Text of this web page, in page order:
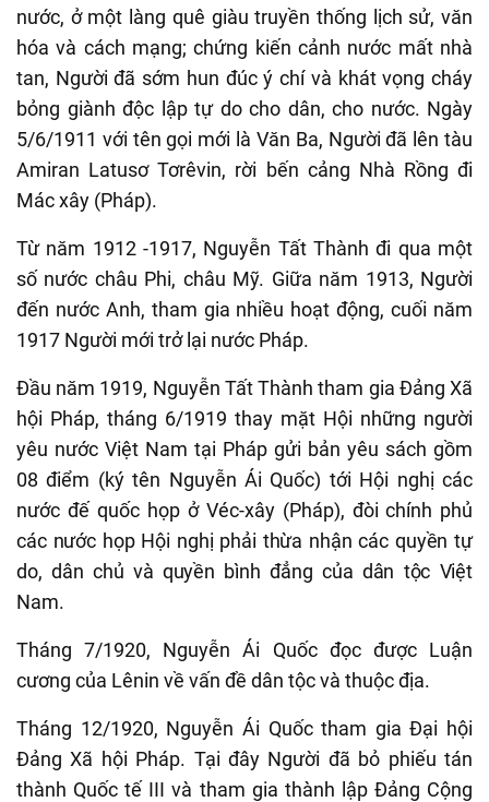
nước, ở một làng quê giàu truyền thống lịch sử, văn
hóa và cách mạng; chứng kiến cảnh nước mất nhà
tan, Người đã sớm hun đúc ý chí và khát vọng cháy
bỏng giành độc lập tự do cho dân, cho nước. Ngày
5/6/1911 với tên gọi mới là Văn Ba, Người đã lên tàu
Amiran Latusơ Tơrêvin, rời bến cảng Nhà Rồng đi
Mác xây (Pháp).
Từ năm 1912 -1917, Nguyễn Tất Thành đi qua một
số nước châu Phi, châu Mỹ. Giữa năm 1913, Người
đến nước Anh, tham gia nhiều hoạt động, cuối năm
1917 Người mới trở lại nước Pháp.
Đầu năm 1919, Nguyễn Tất Thành tham gia Đảng Xã
hội Pháp, tháng 6/1919 thay mặt Hội những người
yêu nước Việt Nam tại Pháp gửi bản yêu sách gồm
08 điểm (ký tên Nguyễn Ái Quốc) tới Hội nghị các
nước đế quốc họp ở Véc-xây(Pháp), đòi chính phủ
các nước họp Hội nghị phải thừa nhận các quyền tự
do, dân chủ và quyền bình đẳng của dân tộc Việt
Nam.
Tháng 7/1920, Nguyễn Ái Quốc đọc được Luận
cương của Lênin về vấn đề dân tộc và thuộc địa.
Tháng 12/1920, Nguyễn Ái Quốc tham gia Đại hội
Đảng Xã hội Pháp. Tại đây Người đã bỏ phiếu tán
thành Quốc tế III và tham gia thành lập Đảng Cộng